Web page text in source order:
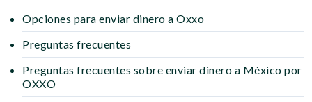
Opciones para enviar dinero a Oxxo
Preguntas frecuentes
Preguntas frecuentes sobre enviar dinero a México por
OXXO